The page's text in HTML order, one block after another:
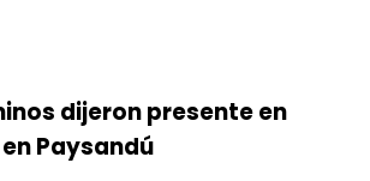
dijeron presente en
Paysandú